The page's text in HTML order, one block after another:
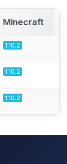
Minecraft
1.10.2
1.10.2
1.10.2